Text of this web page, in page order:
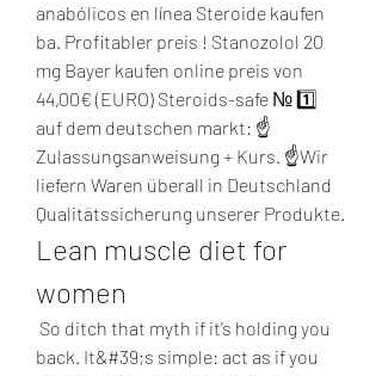
anabólicos en línea Steroide kaufen
ba. Profitabler preis ! Stanozolol 20
mg Bayer kaufen online preis von
44,00€ (EURO) Steroids-safe № 1️⃣
auf dem deutschen markt: ☝
Zulassungsanweisung + Kurs. ☝Wir
liefern Waren überall in Deutschland
Lean muscle diet for
women
back. It&#39;s simple: act as if you